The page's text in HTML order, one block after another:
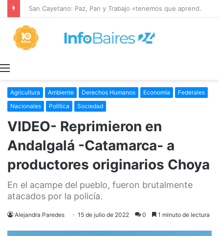
San Cayetano: Paz, Pan y Trabajo «tenemos que aprender a dialogar y a tratarnos bien» Mons. García Cuerva
Agricultura Ambiente Derechos Humanos Economía
Federales
Nacionales
Política Sociedad
VIDEO- Reprimieron en
Andalgalá -Catamarca- a
productores originarios Choya
En el acampe del pueblo, fueron brutalmente
atacados por la policía.
Alejandra Paredes 15 de julio de 2022 0 1 minuto de lectura